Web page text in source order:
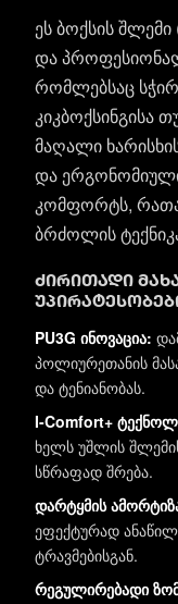
ეს ბოქსის
და
რომლებსაც
კიკბოქსინგისა
მაღალი
და
კომფორტს,
ბრძოლის
ძირითადი
PU3G ინოვაცია:
პოლიურეთანის
და ტენიანობას.
I-Comfort+
ხელს უშლის
სწრაფად შრება.
დარტყმის
ეფექტურად
ტრავმებისგან.
რეგულირებადი